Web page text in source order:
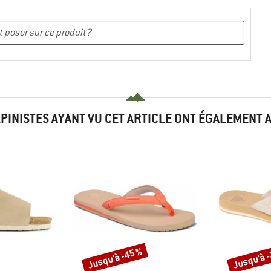
AYANT VU CET ARTICLE ONT ÉGALEMENT
Remise
Jusqu'à -45 % Remise
Jusqu'à